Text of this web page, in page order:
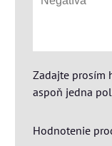
Zadajte prosím
aspoň jedna
Hodnotenie